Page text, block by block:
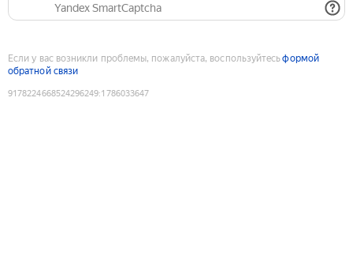
Yandex SmartCaptcha
Если у вас возникли проблемы, пожалуйста, воспользуйтесьформой
обратной связи
9178224668524296249:1786033647